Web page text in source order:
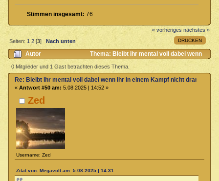
Stimmen insgesamt: 76
« vorheriges nächstes »
DRUCKEN
Seiten: 1 2 [3]Nach unten
Autor
Thema: Bleibt ihr mental voll dabei wenn
ihr in einem Kampf nicht dran seit? (Gelesen 4352 mal)
0 Mitglieder und 1 Gast betrachten dieses Thema.
Zed
Username: Zed
Re: Bleibt ihr mental voll dabei wenn ihr in einem Kampf nicht dran seit?
« Antwort #50 am: 5.08.2025 | 14:52 »
Zitat von: Megavolt am 5.08.2025 | 14:31